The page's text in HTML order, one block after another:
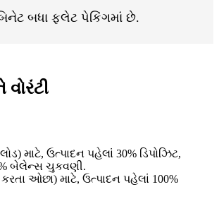
બધા ફ્લેટ પેકિંગમાં છે.
માટે, ઉત્પાદન પહેલાં 30% ડિપોઝિટ,
બેલેન્સ ચુકવણી.
ઓછા) માટે, ઉત્પાદન પહેલાં 100%